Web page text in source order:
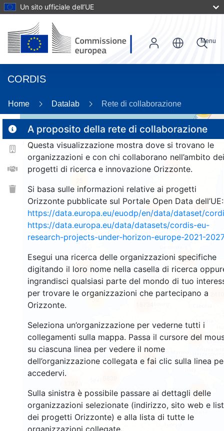
Un sito ufficiale dell’UE
CORDIS
Menu
Home Datalab Rete di collaborazione
A proposito della rete di collaborazione
Questa visualizzazione mostra dove si trovano le
organizzazioni e con chi collaborano nell’ambito dei
progetti di ricerca e innovazione Orizzonte.
Si basa sulle informazioni relative ai progetti
Orizzonte pubblicate sul Portale Open Data dell’UE:
https://data.europa.eu/euodp/en/data/dataset/
https://data.europa.eu/data/datasets/cordis-eu-
research-projects-under-horizon-europe-2021-2027
Esegui una ricerca delle organizzazioni specifiche
digitando il loro nome nella casella di ricerca
ingrandisci qualsiasi parte del mondo di tuo
per trovare le organizzazioni che partecipano a
Orizzonte.
Seleziona un’organizzazione per vederne tutti i
collegamenti sulla mappa. Passa il cursore del
su ciascuna linea per vedere il nome
dell’organizzazione collegata e fai clic sulla linea
accedervi.
Sulla sinistra è possibile passare ai dettagli delle
organizzazioni selezionate (indirizzo, sito web e
dei progetti Orizzonte) e alla lista di tutte le
organizzazioni collegate.
9
166
258
896
59
474
3565
1580
8865
1545